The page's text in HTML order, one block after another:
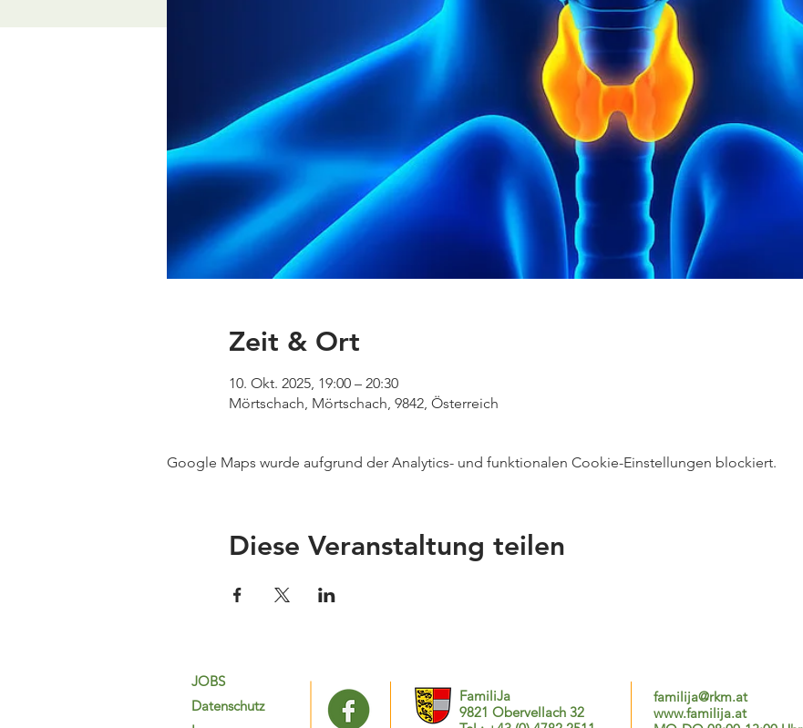
Zeit & Ort
10. Okt. 2025, 19:00 – 20:30
Mörtschach, Mörtschach, 9842, Österreich
Google Maps wurde aufgrund der Analytics- und funktionalen Cookie-Einstellungen blockiert.
Diese Veranstaltung teilen
JOBS
Datenschutz
FamiliJa
9821 Obervellach 32
familija@rkm.at
www.familija.at